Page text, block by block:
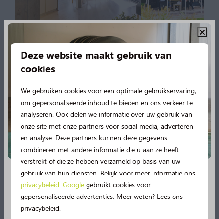
4-persoons
vakantiehuisje in
Drenthe bij De
Norgerberg
Wanneer u een
Nieuw in 2026!
Vanaf deze zomer beleef je nog meer vakantieplezier
Deze website maakt gebruik van
cookies
We gebruiken cookies voor een optimale gebruikservaring,
om gepersonaliseerde inhoud te bieden en ons verkeer te
analyseren. Ook delen we informatie over uw gebruik van
onze site met onze partners voor social media, adverteren
en analyse. Deze partners kunnen deze gegevens
combineren met andere informatie die u aan ze heeft
verstrekt of die ze hebben verzameld op basis van uw
gebruik van hun diensten. Bekijk voor meer informatie ons
privacybeleid .Google gebruikt cookies voor
gepersonaliseerde advertenties. Meer weten? Lees ons
privacybeleid.